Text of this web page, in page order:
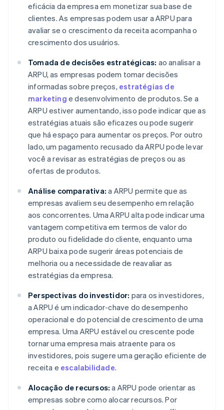
eficácia da empresa em monetizar sua base de
clientes. As empresas podem usar a ARPU para
avaliar se o crescimento da receita acompanha o
crescimento dos usuários.
Tomada de decisões estratégicas: ao analisar a
ARPU, as empresas podem tomar decisões
informadas sobre preços, estratégias de
marketing e desenvolvimento de produtos. Se a
ARPU estiver aumentando, isso pode indicar que as
estratégias atuais são eficazes ou pode sugerir
que há espaço para aumentar os preços. Por outro
lado, um pagamento recusado da ARPU pode levar
você a revisar as estratégias de preços ou as
ofertas de produtos.
Análise comparativa: a ARPU permite que as
empresas avaliem seu desempenho em relação
aos concorrentes. Uma ARPU alta pode indicar uma
vantagem competitiva em termos de valor do
produto ou fidelidade do cliente, enquanto uma
ARPU baixa pode sugerir áreas potenciais de
melhoria ou a necessidade de reavaliar as
estratégias da empresa.
Perspectivas do investidor: para os investidores,
a ARPU é um indicador-chave do desempenho
operacional e do potencial de crescimento de uma
empresa. Uma ARPU estável ou crescente pode
tornar uma empresa mais atraente para os
investidores, pois sugere uma geração eficiente de
receita e escalabilidade.
Alocação de recursos: a ARPU pode orientar as
empresas sobre como alocar recursos. Por